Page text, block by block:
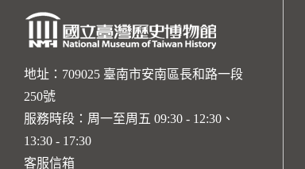
地址：709025 臺南市安南區長和路一段
250號
服務時段：周一至周五 09:30 - 12:30、
13:30 - 17:30
客服信箱